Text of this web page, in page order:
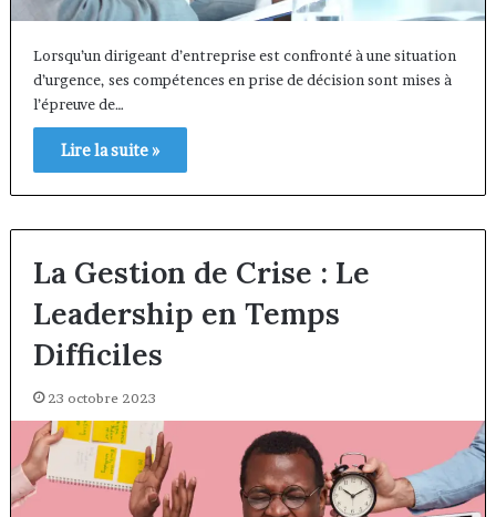
Lorsqu’un dirigeant d’entreprise est confronté à une situation
d’urgence, ses compétences en prise de décision sont mises à
l’épreuve de…
Lire la suite »
La Gestion de Crise : Le
Leadership en Temps
Difficiles
23 octobre 2023